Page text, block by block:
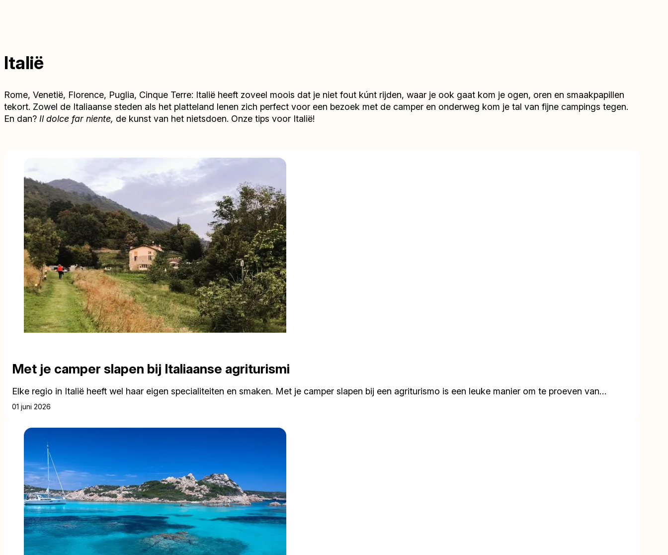
Italië
Rome, Venetië, Florence, Puglia, Cinque Terre: Italië heeft zoveel moois dat je niet fout kúnt rijden, waar je ook gaat kom je ogen, oren en smaakpapillen
tekort. Zowel de Italiaanse steden als het platteland lenen zich perfect voor een bezoek met de camper en onderweg kom je tal van fijne campings tegen.
En dan? Il dolce far niente, de kunst van het nietsdoen. Onze tips voor Italië!
Met je camper slapen bij Italiaanse agriturismi
Elke regio in Italië heeft wel haar eigen specialiteiten en smaken. Met je camper slapen bij een agriturismo is een leuke manier om te proeven van…
01 juni 2026